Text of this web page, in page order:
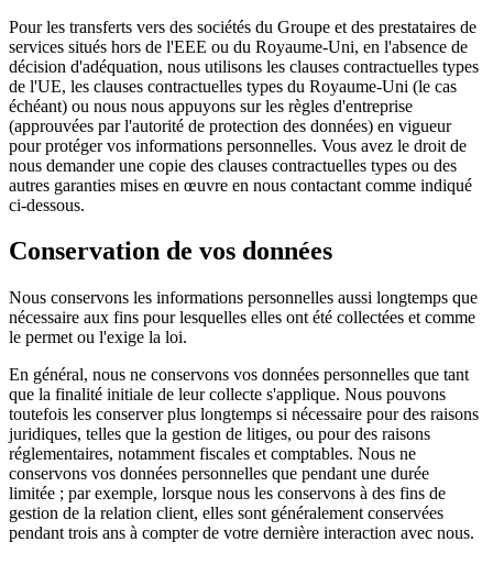
Pour les transferts vers des sociétés du Groupe et des prestataires de
services situés hors de l'EEE ou du Royaume-Uni, en l'absence de
décision d'adéquation, nous utilisons les clauses contractuelles types
de l'UE, les clauses contractuelles types du Royaume-Uni (le cas
échéant) ou nous nous appuyons sur les règles d'entreprise
(approuvées par l'autorité de protection des données) en vigueur
pour protéger vos informations personnelles. Vous avez le droit de
nous demander une copie des clauses contractuelles types ou des
autres garanties mises en œuvre en nous contactant comme indiqué
ci-dessous.
Conservation de vos données
Nous conservons les informations personnelles aussi longtemps que
nécessaire aux fins pour lesquelles elles ont été collectées et comme
le permet ou l'exige la loi.
En général, nous ne conservons vos données personnelles que tant
que la finalité initiale de leur collecte s'applique. Nous pouvons
toutefois les conserver plus longtemps si nécessaire pour des raisons
juridiques, telles que la gestion de litiges, ou pour des raisons
réglementaires, notamment fiscales et comptables. Nous ne
conservons vos données personnelles que pendant une durée
limitée ; par exemple, lorsque nous les conservons à des fins de
gestion de la relation client, elles sont généralement conservées
pendant trois ans à compter de votre dernière interaction avec nous.